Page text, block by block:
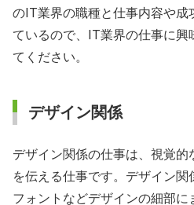
のIT業界の職種と仕事内容や成
ているので、IT業界の仕事に興
てください。
デザイン関係
デザイン関係の仕事は、視覚
を伝える仕事です。デザイン関
フォントなどデザインの細部に